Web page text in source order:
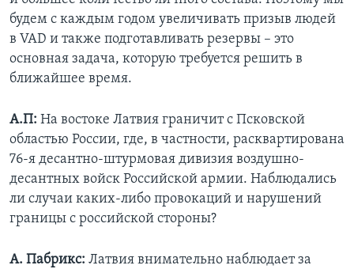
будем с каждым годом увеличивать призыв людей
в VAD и также подготавливать резервы – это
основная задача, которую требуется решить в
ближайшее время.
А.П: На востоке Латвия граничит с Псковской
областью России, где, в частности, расквартирована
76-я десантно-штурмовая дивизия воздушно-
десантных войск Российской армии. Наблюдались
ли случаи каких-либо провокаций и нарушений
границы с российской стороны?
А. Пабрикс: Латвия внимательно наблюдает за